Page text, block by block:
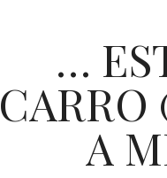
…
CARRO
A